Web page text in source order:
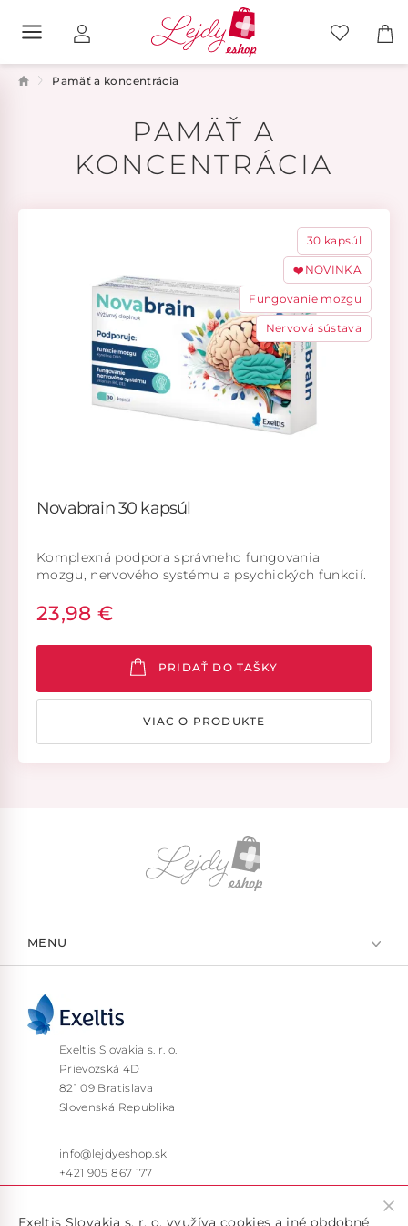
Pamäť a koncentrácia
PAMÄŤ A
KONCENTRÁCIA
30 kapsúl
❤️NOVINKA
Fungovanie mozgu
Nervová sústava
Novabrain 30 kapsúl
Komplexná podpora správneho fungovania
mozgu, nervového systému a psychických funkcií.
podporu správneho fungovania mozgu, nervového
systému a psychických funkcií počas každodennej
mentálnej záťaže
23,98 €
PRIDAŤ DO TAŠKY
VIAC O PRODUKTE
MENU
Exeltis Slovakia s. r. o.
Prievozská 4D
821 09 Bratislava
Slovenská Republika
info@lejdyeshop.sk
+421 905 867 177
Exeltis Slovakia s. r. o. využíva cookies a iné obdobné